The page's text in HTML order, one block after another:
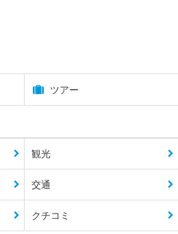
ツアー
観光
交通
クチコミ